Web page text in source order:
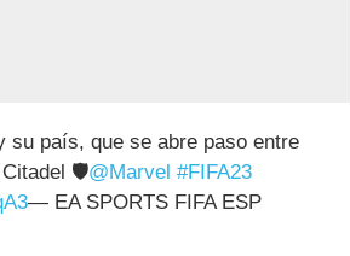
su país, que se abre paso entre
🛡@Marvel #FIFA23
— EA SPORTS FIFA ESP